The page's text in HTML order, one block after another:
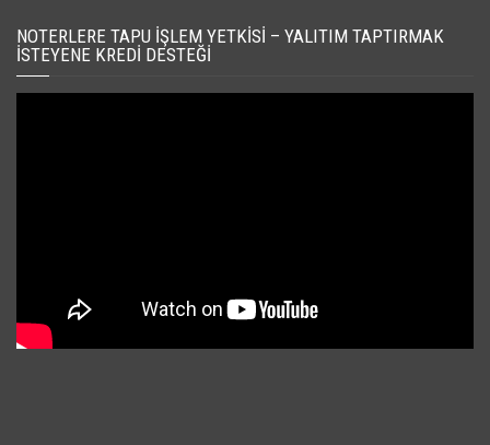
NOTERLERE TAPU İŞLEM YETKISI – YALITIM TAPTIRMAK
İSTEYENE KREDI DESTEĞI